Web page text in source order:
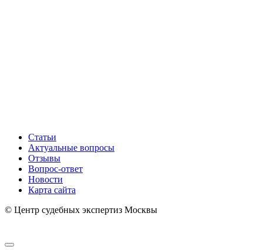
Статьи
Актуальные вопросы
Отзывы
Вопрос-ответ
Новости
Карта сайта
© Центр судебных экспертиз Москвы